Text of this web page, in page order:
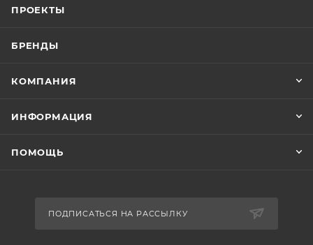
ПРОЕКТЫ
БРЕНДЫ
КОМПАНИЯ
ИНФОРМАЦИЯ
ПОМОЩЬ
ПОДПИСАТЬСЯ НА РАССЫЛКУ